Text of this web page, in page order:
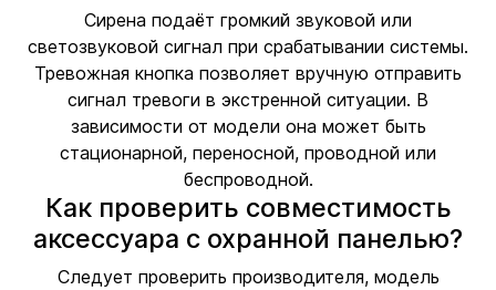
Сирена подаёт громкий звуковой или
светозвуковой сигнал при срабатывании системы.
Тревожная кнопка позволяет вручную отправить
сигнал тревоги в экстренной ситуации. В
зависимости от модели она может быть
стационарной, переносной, проводной или
беспроводной.
Как проверить совместимость
аксессуара с охранной панелью?
Следует проверить производителя, модель